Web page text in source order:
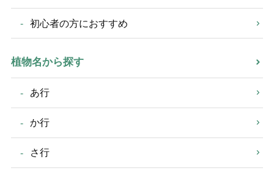
初心者の方におすすめ
植物名から探す
あ行
か行
さ行